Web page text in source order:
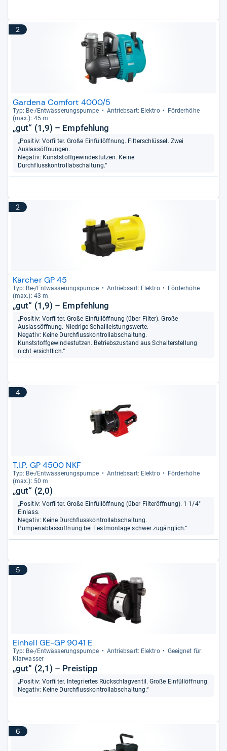
2
Gardena Comfort 4000/5
Typ: Be-​/Ent­wäs­se­rungs­pumpe Antriebs­art: Elek­tro
För­der­höhe
(max.): 45 m
„gut“ (1,9) – Empfehlung
„Positiv: Vorfilter. Große Einfüllöffnung. Filterschlüssel. Zwei
Auslassöffnungen.
Negativ: Kunststoffgewindestutzen. Keine
Durchflusskontrollabschaltung.“
2
Kärcher GP 45
Typ: Be-​/Ent­wäs­se­rungs­pumpe Antriebs­art: Elek­tro
För­der­höhe
(max.): 43 m
„gut“ (1,9) – Empfehlung
„Positiv: Vorfilter. Große Einfüllöffnung (über Filter). Große
Auslassöffnung. Niedrige Schallleistungswerte.
Negativ: Keine Durchflusskontrollabschaltung.
Kunststoffgewindestutzen. Betriebszustand aus Schalterstellung
nicht ersichtlich.“
4
T.I.P. GP 4500 NKF
Typ: Be-​/Ent­wäs­se­rungs­pumpe Antriebs­art: Elek­tro
För­der­höhe
(max.): 50 m
„gut“ (2,0)
„Positiv: Vorfilter. Große Einfüllöffnung (über Filteröffnung). 1 1/4"
Einlass.
Negativ: Keine Durchflusskontrollabschaltung.
Pumpenablassöffnung bei Festmontage schwer zugänglich.“
5
Einhell GE-GP 9041 E
Typ: Be-​/Ent­wäs­se­rungs­pumpe Antriebs­art: Elek­tro
Geeig­net für:
Klar­was­ser
„gut“ (2,1) – Preistipp
„Positiv: Vorfilter. Integriertes Rückschlagventil. Große Einfüllöffnung.
Negativ: Keine Durchflusskontrollabschaltung.“
6